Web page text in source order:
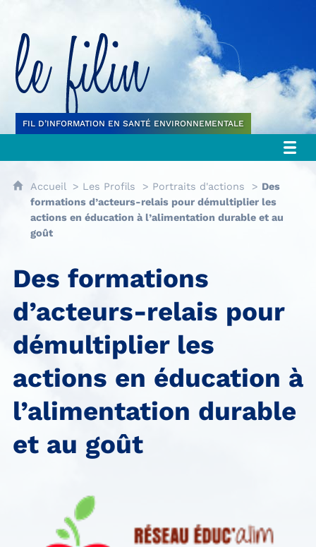
FIL D’INFORMATION EN SANTÉ ENVIRONNEMENTALE
Accueil Les Profils Portraits d'actions
Des
formations d’acteurs-relais pour démultiplier les
actions en éducation à l’alimentation durable et au
goût
Des formations
d’acteurs-relais pour
démultiplier les
actions en éducation à
l’alimentation durable
et au goût